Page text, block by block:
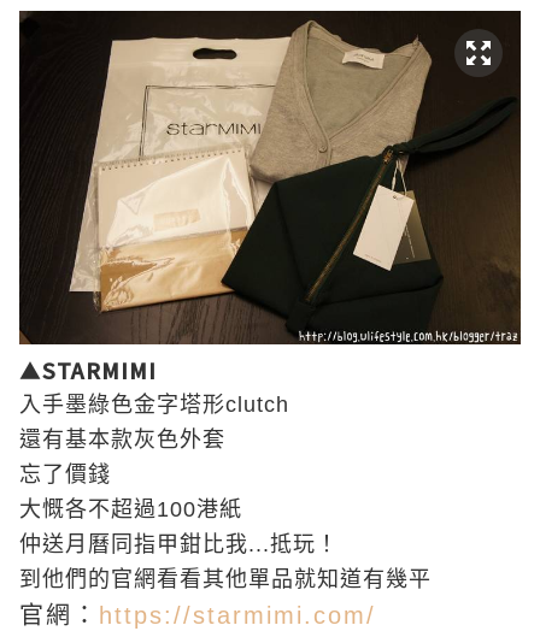
▲STARMIMI
入手墨綠色金字塔形clutch
還有基本款灰色外套
忘了價錢
大慨各不超過100港紙
仲送月曆同指甲鉗比我...抵玩！
到他們的官網看看其他單品就知道有幾平
官網： https://starmimi.com/